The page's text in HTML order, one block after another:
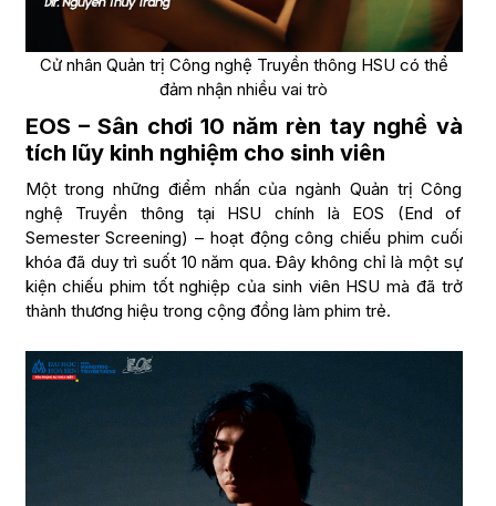
Cử nhân Quản trị Công nghệ Truyền thông HSU có thể
đảm nhận nhiều vai trò
EOS – Sân chơi 10 năm rèn tay nghề và
tích lũy kinh nghiệm cho sinh viên
Một trong những điểm nhấn của ngành Quản trị Công
nghệ Truyền thông tại HSU chính là EOS (End of
Semester Screening) – hoạt động công chiếu phim cuối
khóa đã duy trì suốt 10 năm qua. Đây không chỉ là một sự
kiện chiếu phim tốt nghiệp của sinh viên HSU mà đã trở
thành thương hiệu trong cộng đồng làm phim trẻ.